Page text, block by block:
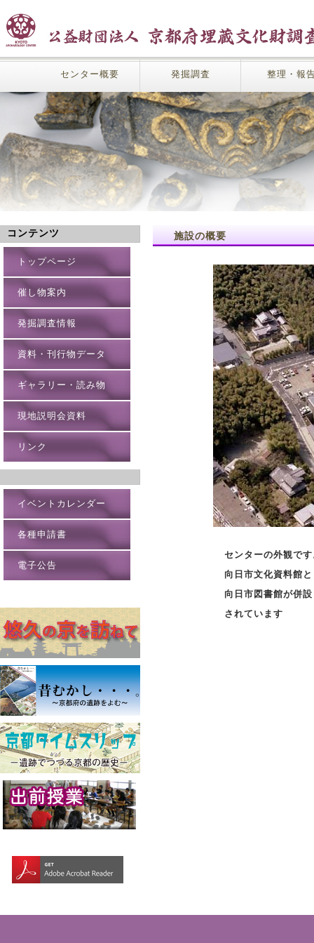
センター概要 発掘調査 整理・報
施設の概要
センターの外観で
向日市文化資料館と
向日市図書館が併設
されています
コンテンツ
トップページ
催し物案内
発掘調査情報
資料・刊行物データ
ギャラリー・読み物
現地説明会資料
リンク
イベントカレンダー
各種申請書
電子公告